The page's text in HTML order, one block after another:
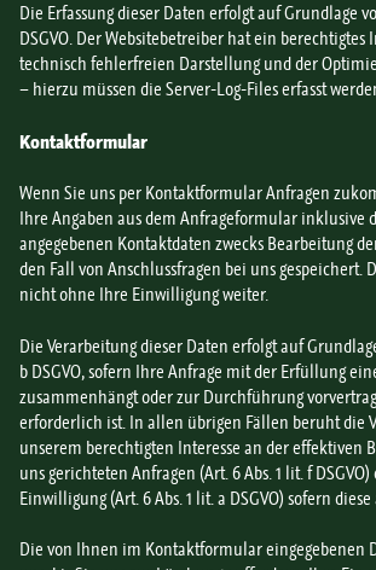
Die Erfassung dieser Daten erfolgt auf Grundlage
DSGVO. Der Websitebetreiber hat ein berechtigtes
technisch fehlerfreien Darstellung und der
– hierzu müssen die Server-Log-Files erfasst
Kontaktformular
Wenn Sie uns per Kontaktformular Anfragen
Ihre Angaben aus dem Anfrageformular inklusive
angegebenen Kontaktdaten zwecks Bearbeitung
den Fall von Anschlussfragen bei uns gespeichert.
nicht ohne Ihre Einwilligung weiter.
Die Verarbeitung dieser Daten erfolgt auf
b DSGVO, sofern Ihre Anfrage mit der Erfüllung
zusammenhängt oder zur Durchführung
erforderlich ist. In allen übrigen Fällen beruht die
unserem berechtigten Interesse an der effektiven
uns gerichteten Anfragen (Art. 6 Abs. 1 lit. f
Einwilligung (Art. 6 Abs. 1 lit. a DSGVO) sofern
Die von Ihnen im Kontaktformular eingegebenen